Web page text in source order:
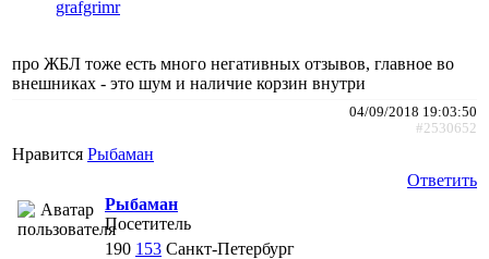
grafgrimr
про ЖБЛ тоже есть много негативных отзывов, главное во
внешниках - это шум и наличие корзин внутри
04/09/2018 19:03:50
#2530652
Нравится Рыбаман
Ответить
Рыбаман
Посетитель
190 153 Санкт-Петербург